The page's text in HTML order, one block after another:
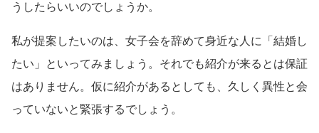
うしたらいいのでしょうか。
私が提案したいのは、女子会を辞めて身近な人に「結婚し
たい」といってみましょう。それでも紹介が来るとは保証
はありません。仮に紹介があるとしても、久しく異性と会
っていないと緊張するでしょう。